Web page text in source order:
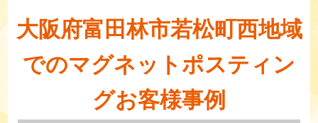
大阪府富田林市若松町西地域
でのマグネットポスティン
グお客様事例